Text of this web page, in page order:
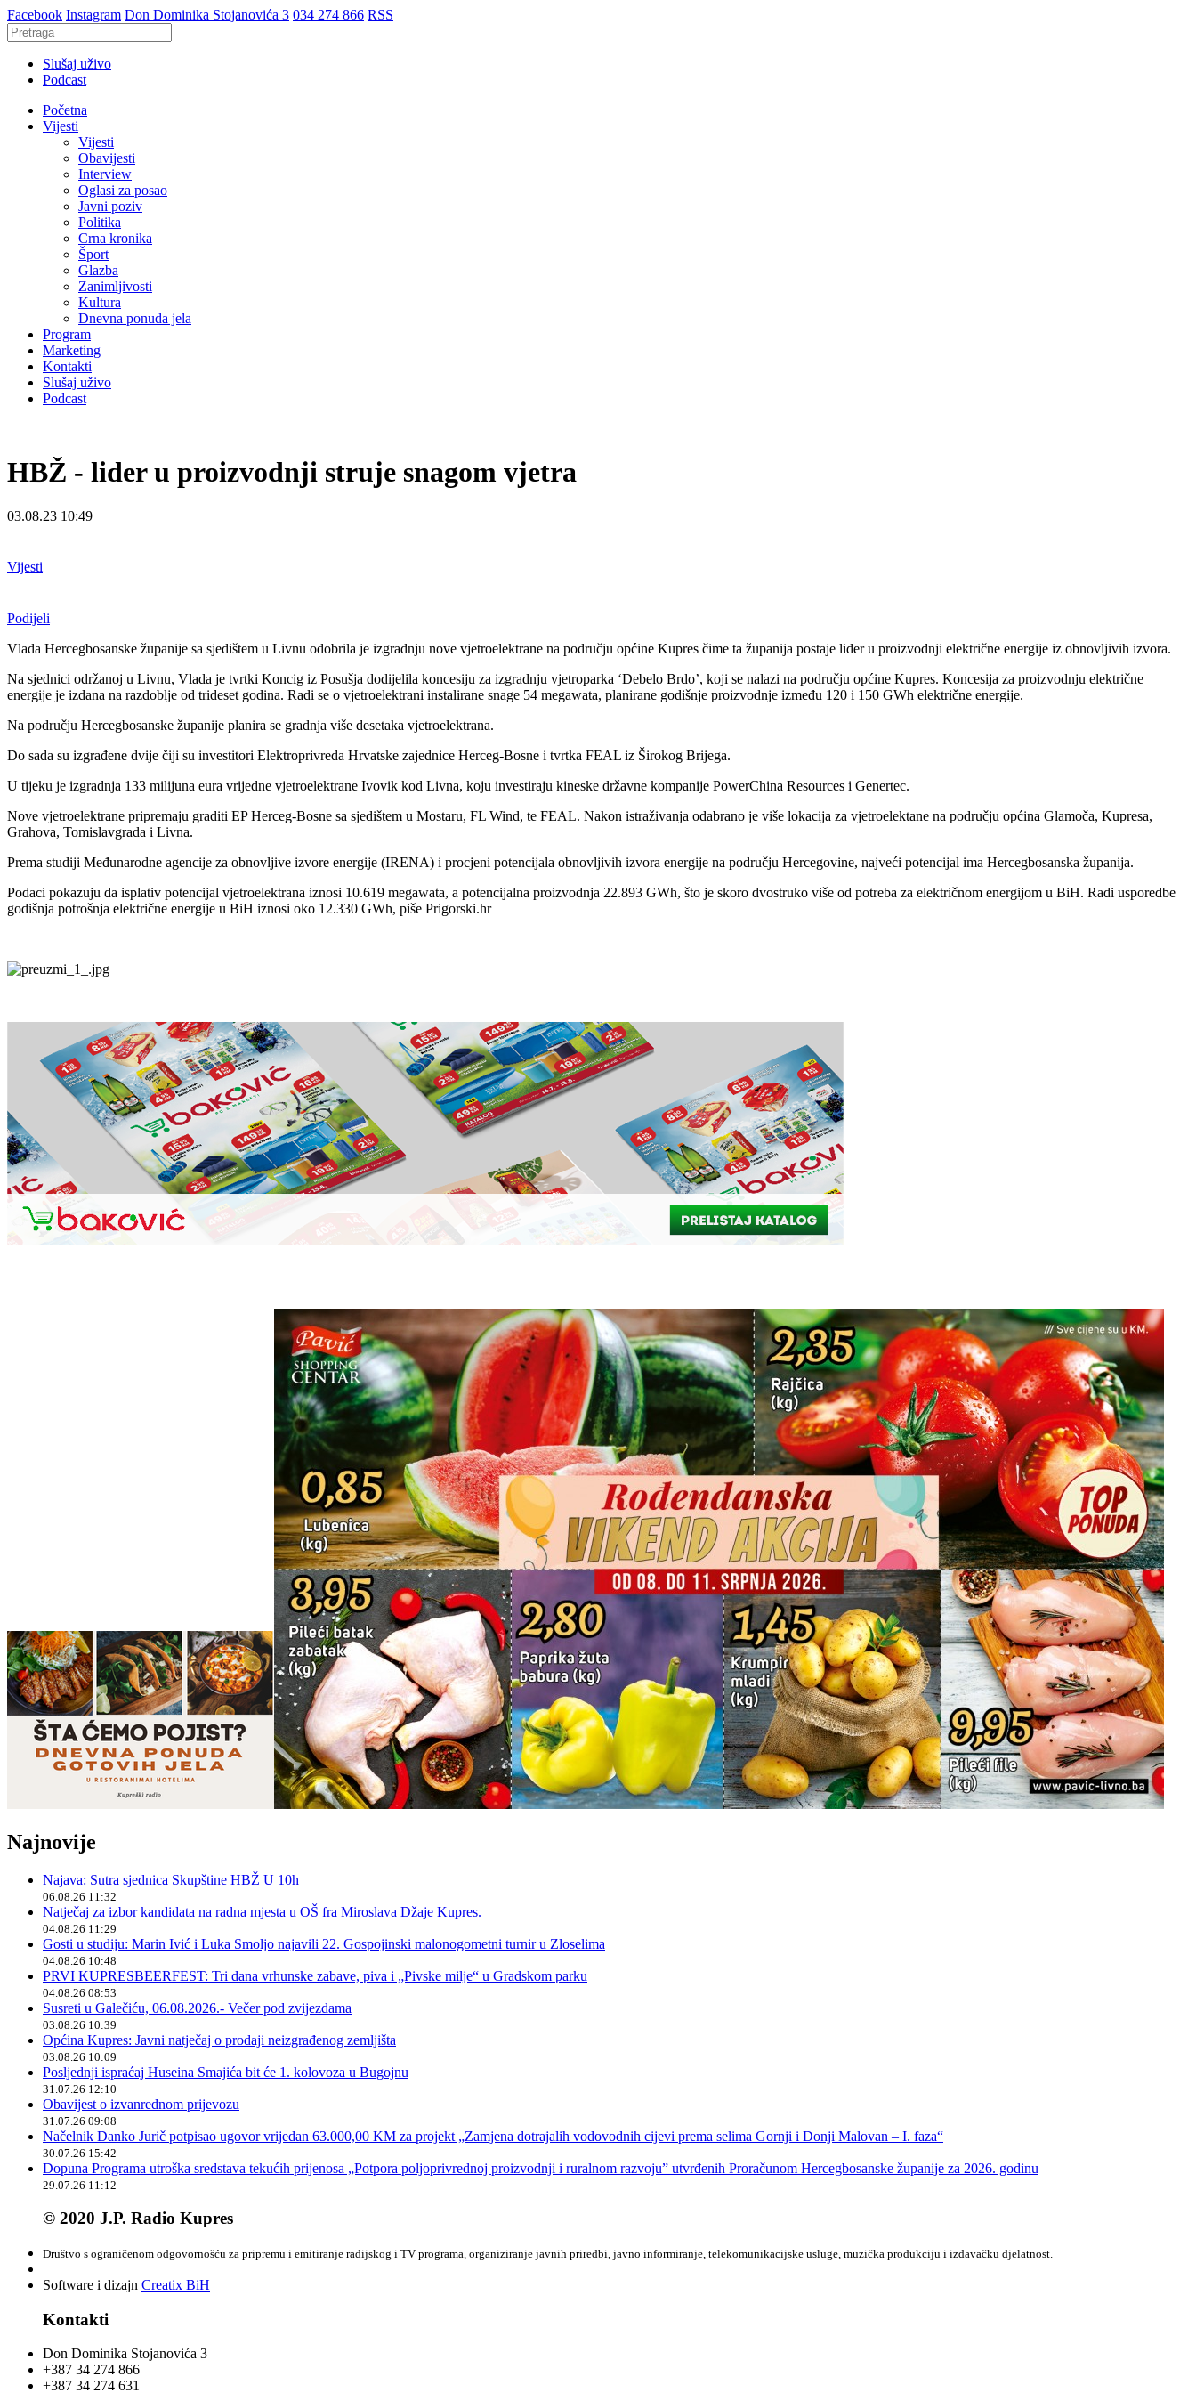
Facebook Instagram Don Dominika Stojanovića 3 034 274 866 RSS
Slušaj uživo
Podcast
Početna
Vijesti
Vijesti
Obavijesti
Interview
Oglasi za posao
Javni poziv
Politika
Crna kronika
Šport
Glazba
Zanimljivosti
Kultura
Dnevna ponuda jela
Program
Marketing
Kontakti
Slušaj uživo
Podcast
HBŽ - lider u proizvodnji struje snagom vjetra
03.08.23 10:49
Vijesti
Podijeli
Vlada Hercegbosanske županije sa sjedištem u Livnu odobrila je izgradnju nove vjetroelektrane na području općine Kupres čime ta županija postaje lider u proizvodnji električne energije iz obnovljivih izvora.
Na sjednici održanoj u Livnu, Vlada je tvrtki Koncig iz Posušja dodijelila koncesiju za izgradnju vjetroparka ‘Debelo Brdo’, koji se nalazi na području općine Kupres. Koncesija za proizvodnju električne
energije je izdana na razdoblje od trideset godina. Radi se o vjetroelektrani instalirane snage 54 megawata, planirane godišnje proizvodnje između 120 i 150 GWh električne energije.
Na području Hercegbosanske županije planira se gradnja više desetaka vjetroelektrana.
Do sada su izgrađene dvije čiji su investitori Elektroprivreda Hrvatske zajednice Herceg-Bosne i tvrtka FEAL iz Širokog Brijega.
U tijeku je izgradnja 133 milijuna eura vrijedne vjetroelektrane Ivovik kod Livna, koju investiraju kineske državne kompanije PowerChina Resources i Genertec.
Nove vjetroelektrane pripremaju graditi EP Herceg-Bosne sa sjedištem u Mostaru, FL Wind, te FEAL. Nakon istraživanja odabrano je više lokacija za vjetroelektane na području općina Glamoča, Kupresa,
Grahova, Tomislavgrada i Livna.
Prema studiji Međunarodne agencije za obnovljive izvore energije (IRENA) i procjeni potencijala obnovljivih izvora energije na području Hercegovine, najveći potencijal ima Hercegbosanska županija.
Podaci pokazuju da isplativ potencijal vjetroelektrana iznosi 10.619 megawata, a potencijalna proizvodnja 22.893 GWh, što je skoro dvostruko više od potreba za električnom energijom u BiH. Radi usporedbe
godišnja potrošnja električne energije u BiH iznosi oko 12.330 GWh, piše Prigorski.hr
Najnovije
Najava: Sutra sjednica Skupštine HBŽ U 10h
06.08.26 11:32
Natječaj za izbor kandidata na radna mjesta u OŠ fra Miroslava Džaje Kupres.
04.08.26 11:29
Gosti u studiju: Marin Ivić i Luka Smoljo najavili 22. Gospojinski malonogometni turnir u Zloselima
04.08.26 10:48
PRVI KUPRESBEERFEST: Tri dana vrhunske zabave, piva i „Pivske milje“ u Gradskom parku
04.08.26 08:53
Susreti u Galečiću, 06.08.2026.- Večer pod zvijezdama
03.08.26 10:39
Općina Kupres: Javni natječaj o prodaji neizgrađenog zemljišta
03.08.26 10:09
Posljednji ispraćaj Huseina Smajića bit će 1. kolovoza u Bugojnu
31.07.26 12:10
Obavijest o izvanrednom prijevozu
31.07.26 09:08
Načelnik Danko Jurič potpisao ugovor vrijedan 63.000,00 KM za projekt „Zamjena dotrajalih vodovodnih cijevi prema selima Gornji i Donji Malovan – I. faza“
30.07.26 15:42
Dopuna Programa utroška sredstava tekućih prijenosa „Potpora poljoprivrednoj proizvodnji i ruralnom razvoju” utvrđenih Proračunom Hercegbosanske županije za 2026. godinu
29.07.26 11:12
© 2020 J.P. Radio Kupres
Društvo s ograničenom odgovornošću za pripremu i emitiranje radijskog i TV programa, organiziranje javnih priredbi, javno informiranje, telekomunikacijske usluge, muzička produkciju i izdavačku djelatnost.
Software i dizajn Creatix BiH
Kontakti
Don Dominika Stojanovića 3
+387 34 274 866
+387 34 274 631